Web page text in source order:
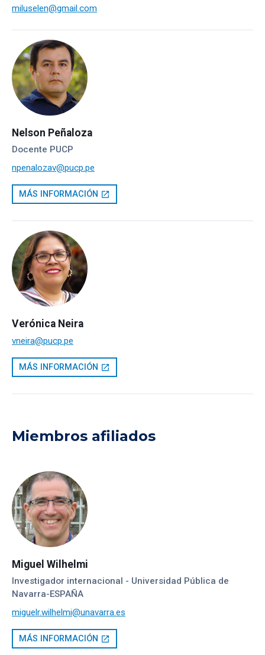
miluselen@gmail.com
Nelson Peñaloza
Docente PUCP
npenalozav@pucp.pe
MÁS INFORMACIÓN open_in_new
Verónica Neira
vneira@pucp.pe
MÁS INFORMACIÓN open_in_new
Miembros afiliados
Miguel Wilhelmi
Investigador internacional - Universidad Pública de
Navarra-ESPAÑA
miguelr.wilhelmi@unavarra.es
MÁS INFORMACIÓN open_in_new